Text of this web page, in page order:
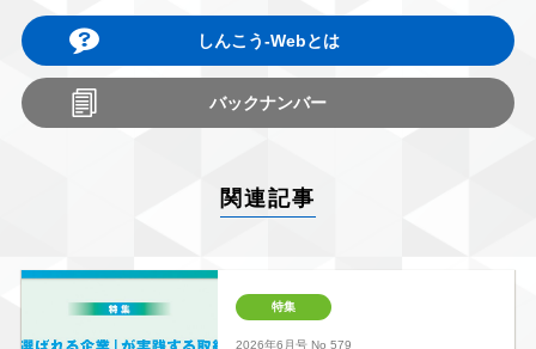
しんこう-Webとは
バックナンバー
関連記事
特集
2026年6月号No 579